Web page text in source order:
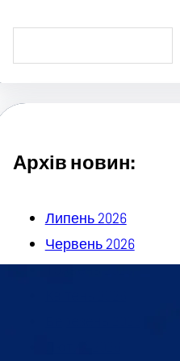
a
c
Архів новин:
Липень 2026
Червень 2026
Травень 2026